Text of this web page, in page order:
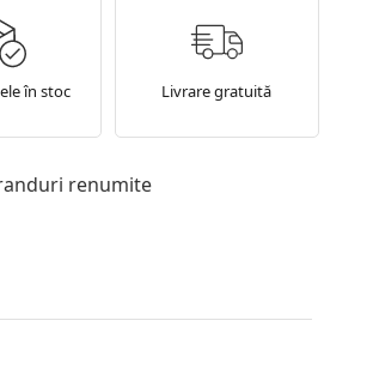
în stoc Livrare gratuită
renumite